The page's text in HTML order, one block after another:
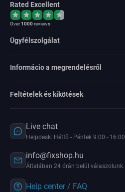
Rated Excellent
Over1000reviews
Ügyfélszolgálat
Informácio a megrendelésről
Feltételek és kikötések
Live chat
Helpdesk: Hétfő - Péntek 9:00 - 16:00
info@fixshop.hu
Általában 24 órán belül válaszolunk.
Help center / FAQ